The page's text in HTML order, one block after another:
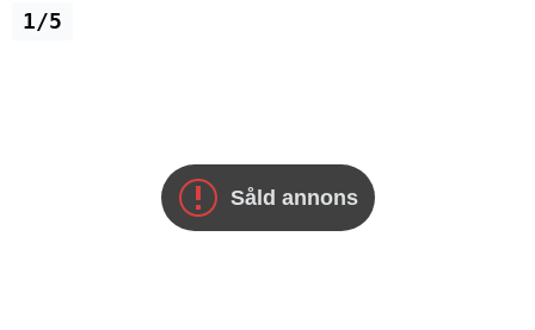
Såld annons
1/5